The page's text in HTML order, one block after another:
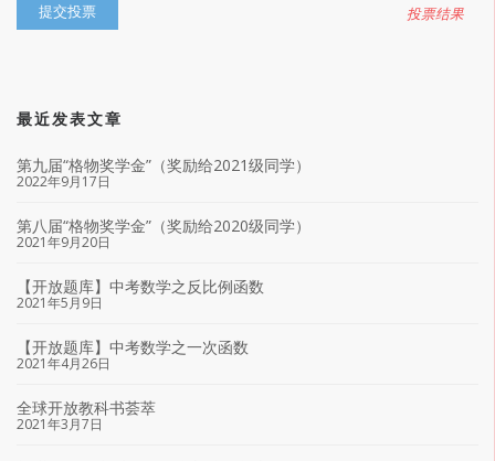
投票结果
最近发表文章
第九届“格物奖学金”（奖励给2021级同学）
2022年9月17日
第八届“格物奖学金”（奖励给2020级同学）
2021年9月20日
【开放题库】中考数学之反比例函数
2021年5月9日
【开放题库】中考数学之一次函数
2021年4月26日
全球开放教科书荟萃
2021年3月7日